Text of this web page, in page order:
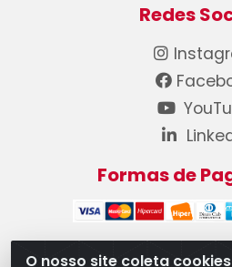
O nosso site coleta
Redes
Formas de